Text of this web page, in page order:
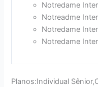
Notredame
Notreadme
Notredame
Notredame
Planos:Individual